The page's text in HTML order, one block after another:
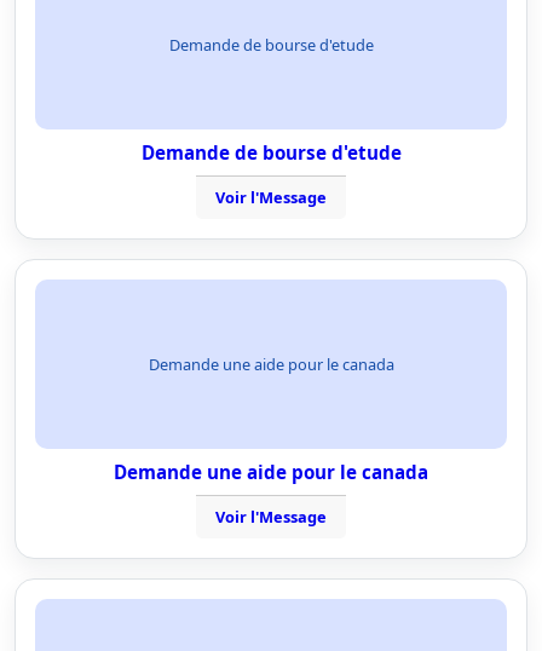
Demande de bourse d'etude
Demande de bourse d'etude
Voir l'Message
Demande une aide pour le canada
Demande une aide pour le canada
Voir l'Message